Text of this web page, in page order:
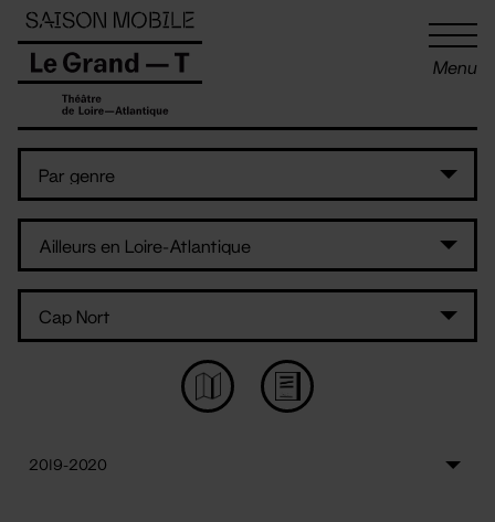
Menu
Panneau de gestion des cookies